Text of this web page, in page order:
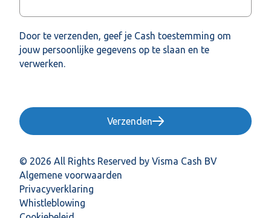
Door te verzenden, geef je Cash toestemming om
jouw persoonlijke gegevens op te slaan en te
verwerken.
Verzenden
© 2026 All Rights Reserved by Visma Cash BV
Algemene voorwaarden
Privacyverklaring
Whistleblowing